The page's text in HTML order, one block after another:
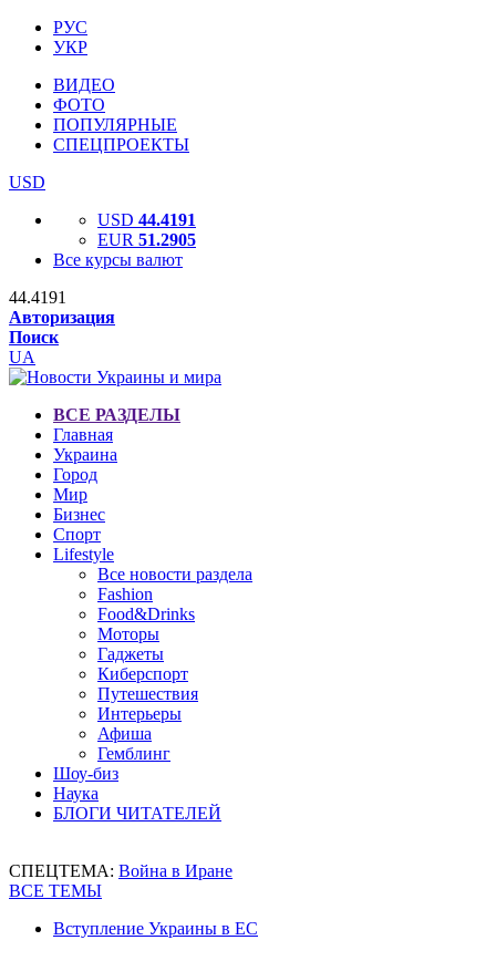
РУС
УКР
ВИДЕО
ФОТО
ПОПУЛЯРНЫЕ
СПЕЦПРОЕКТЫ
USD
USD 44.4191
EUR 51.2905
Все курсы валют
44.4191
Авторизация
Поиск
UA
ВСЕ РАЗДЕЛЫ
Главная
Украина
Город
Мир
Бизнес
Спорт
Lifestyle
Все новости раздела
Fashion
Food&Drinks
Моторы
Гаджеты
Киберспорт
Путешествия
Интерьеры
Афиша
Гемблинг
Шоу-биз
Наука
БЛОГИ ЧИТАТЕЛЕЙ
СПЕЦТЕМА: Война в Иране
ВСЕ ТЕМЫ
Вступление Украины в ЕС